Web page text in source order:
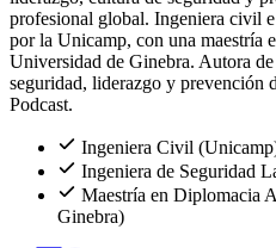
profesional global. Ingeniera civil
por la Unicamp, con una maestría
Universidad de Ginebra. Autora
seguridad, liderazgo y prevención
Podcast.
Ingeniera Civil
Ingeniera de Seguridad
Maestría en Diplomacia
Ginebra)